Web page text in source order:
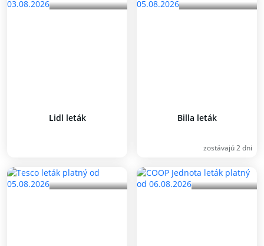
Lidl leták Billa leták
zostávajú 2 dni